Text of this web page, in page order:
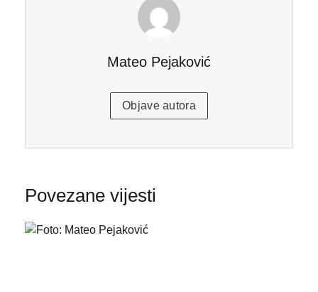
Mateo Pejaković
Objave autora
Povezane vijesti